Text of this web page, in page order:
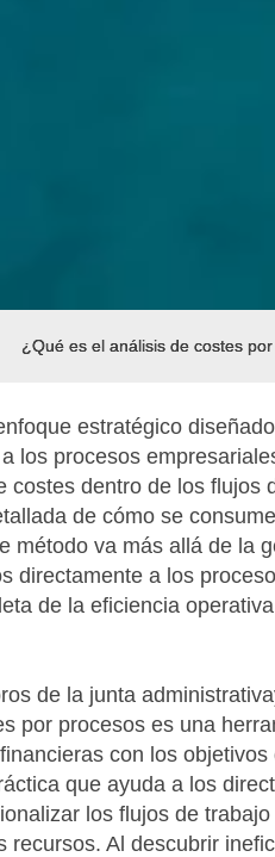
¿Qué es el análisis de costes
estratégico
los procesos
costes dentro de los flujos
de cómo se
método va más allá de la
directamente a los
de la eficiencia
de la junta
por procesos es una
con los objetivos
que ayuda a los
los flujos de trabajo
recursos. Al descubrir